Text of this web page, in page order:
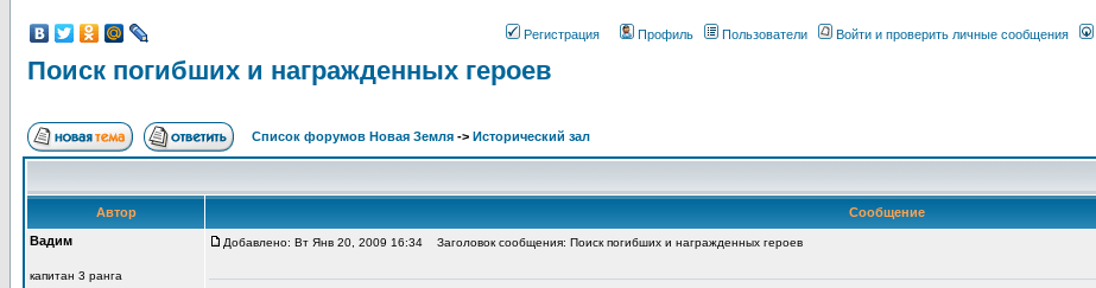
Регистрация Профиль Пользователи Войти и проверить личные сообщения
Поиск погибших и награжденных героев
Список форумов Новая Земля -> Исторический зал
Автор
Сообщение
Вадим
капитан 3 ранга
Добавлено: Вт Янв 20, 2009 16:34 Заголовок сообщения: Поиск погибших и награжденных героев